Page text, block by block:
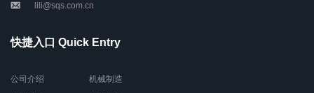
lili@sqs.com.cn
快捷入口 Quick Entry
公司介绍
机械制造